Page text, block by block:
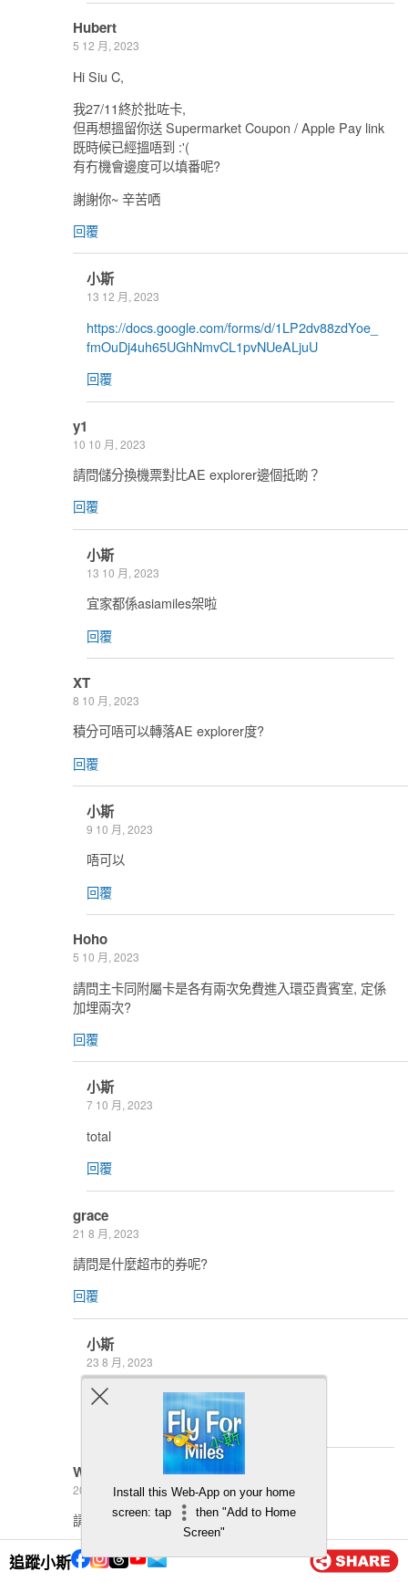
追蹤小斯
Hubert
5 12 月, 2023
Hi Siu C,
我27/11終於批咗卡,
但再想搵留你送 Supermarket Coupon / Apple Pay link
既時候已經搵唔到 :'(
有冇機會邊度可以填番呢?
謝謝你~ 辛苦哂
回覆
小斯
13 12 月, 2023
https://docs.google.com/forms/d/1LP2dv88zdYoe_
fmOuDj4uh65UGhNmvCL1pvNUeALjuU
回覆
y1
10 10 月, 2023
請問儲分換機票對比AE explorer邊個抵啲？
回覆
小斯
13 10 月, 2023
宜家都係asiamiles架啦
回覆
XT
8 10 月, 2023
積分可唔可以轉落AE explorer度?
回覆
小斯
9 10 月, 2023
唔可以
回覆
Hoho
5 10 月, 2023
請問主卡同附屬卡是各有兩次免費進入環亞貴賓室, 定係
加埋兩次?
回覆
小斯
7 10 月, 2023
total
回覆
grace
21 8 月, 2023
請問是什麼超市的券呢?
回覆
小斯
23 8 月, 2023
百佳／惠康隨機一間
Wong
20 8 月, 2023
請問年費多少？可唔可以豁免？
回覆
Install this Web-App on your home
screen: tap
then "Add to Home
Screen"